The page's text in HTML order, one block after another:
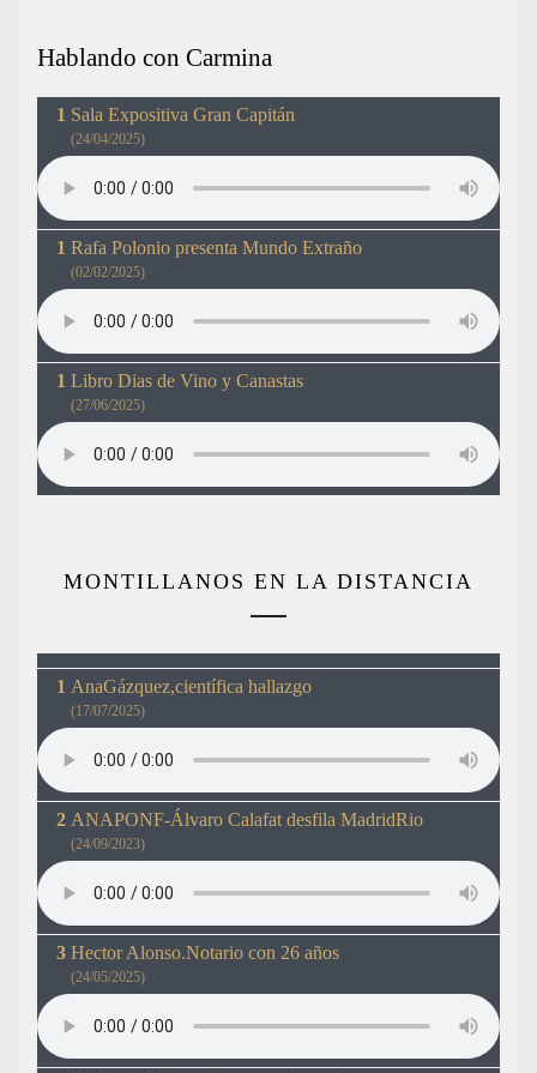
Hablando con Carmina
Sala Expositiva Gran Capitán
(24/04/2025)
Rafa Polonio presenta Mundo Extraño
(02/02/2025)
Libro Dias de Vino y Canastas
(27/06/2025)
MONTILLANOS EN LA DISTANCIA
AnaGázquez,científica hallazgo
(17/07/2025)
ANAPONF-Álvaro Calafat desfila MadridRio
(24/09/2023)
Hector Alonso.Notario con 26 años
(24/05/2025)